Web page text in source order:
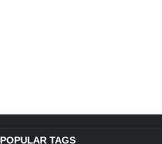
POPULAR TAGS